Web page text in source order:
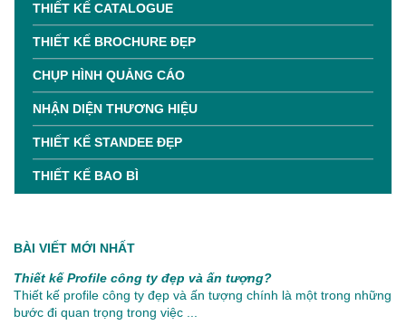
THIẾT KẾ CATALOGUE
THIẾT KẾ BROCHURE ĐẸP
CHỤP HÌNH QUẢNG CÁO
NHẬN DIỆN THƯƠNG HIỆU
THIẾT KẾ STANDEE ĐẸP
THIẾT KẾ BAO BÌ
BÀI VIẾT MỚI NHẤT
Thiết kế Profile công ty đẹp và ấn tượng?
Thiết kế profile công ty đẹp và ấn tượng chính là một trong những
bước đi quan trọng trong việc ...